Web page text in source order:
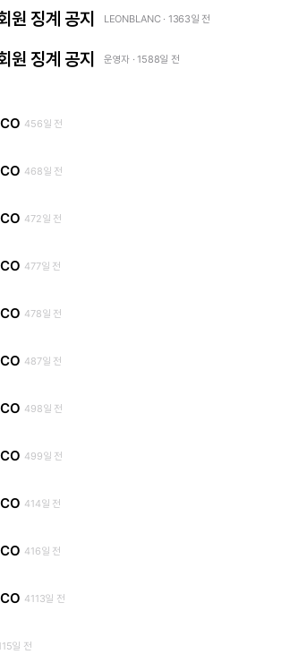
원 징계 공지 LEONBLANC · 1363일 전
원 징계 공지 운영자 · 1588일 전
456일 전
468일 전
472일 전
477일 전
478일 전
487일 전
498일 전
499일 전
414일 전
416일 전
4113일 전
일 전